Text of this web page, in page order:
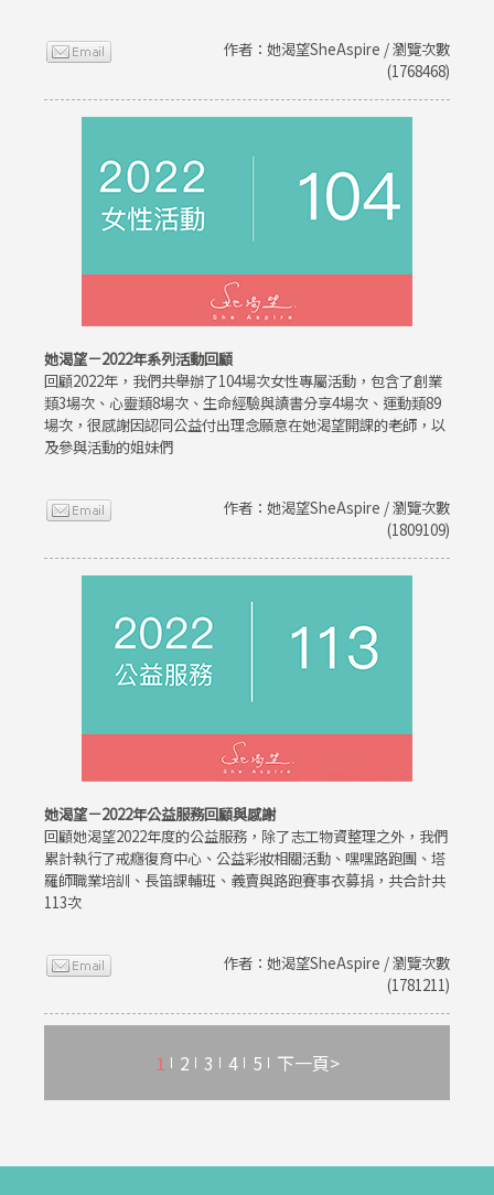
作者：她渴望SheAspire / 瀏覽次數
(1768468)
她渴望－2022年系列活動回顧
回顧2022年，我們共舉辦了104場次女性專屬活動，包含了創業
類3場次、心靈類8場次、生命經驗與讀書分享4場次、運動類89
場次，很感謝因認同公益付出理念願意在她渴望開課的老師，以
及參與活動的姐妹們
作者：她渴望SheAspire / 瀏覽次數
(1809109)
她渴望－2022年公益服務回顧與感謝
回顧她渴望2022年度的公益服務，除了志工物資整理之外，我們
累計執行了戒癮復育中心、公益彩妝相關活動、嘿嘿路跑團、塔
羅師職業培訓、長笛課輔班、義賣與路跑賽事衣募捐，共合計共
113次
作者：她渴望SheAspire / 瀏覽次數
(1781211)
1 2 3 4 5 下一頁>